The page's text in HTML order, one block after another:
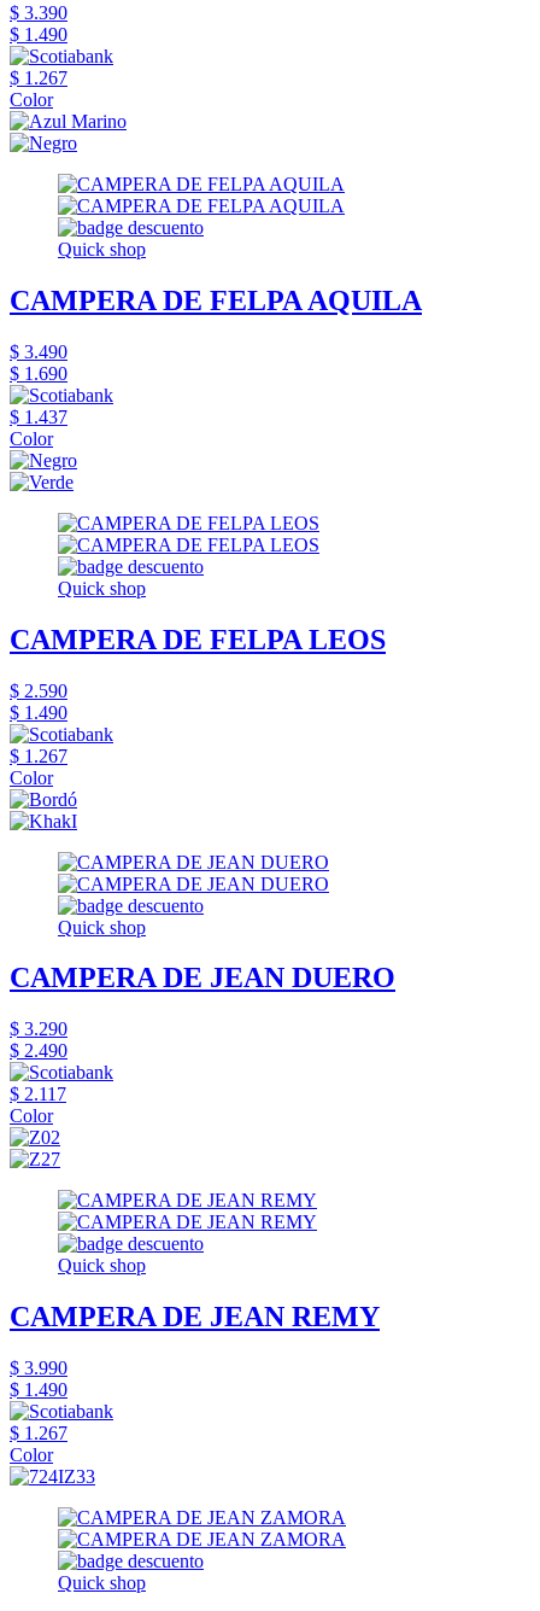
$ 3.390
$ 1.490
$ 1.267
Color
Quick shop
CAMPERA DE FELPA AQUILA
$ 3.490
$ 1.690
$ 1.437
Color
Quick shop
CAMPERA DE FELPA LEOS
$ 2.590
$ 1.490
$ 1.267
Color
Quick shop
CAMPERA DE JEAN DUERO
$ 3.290
$ 2.490
$ 2.117
Color
Quick shop
CAMPERA DE JEAN REMY
$ 3.990
$ 1.490
$ 1.267
Color
Quick shop